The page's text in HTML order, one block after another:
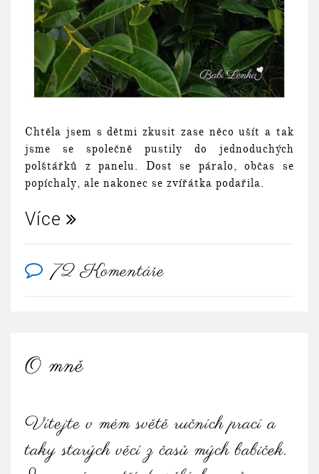
Chtěla jsem s dětmi zkusit zase něco ušít a tak
jsme se společně pustily do jednoduchých
polštářků z panelu. Dost se páralo, občas se
popíchaly, ale nakonec se zvířátka podařila.
Více
72 Komentáře
O mně
Vítejte v mém světě ručních prací a
taky starých věcí z časů mých babiček.